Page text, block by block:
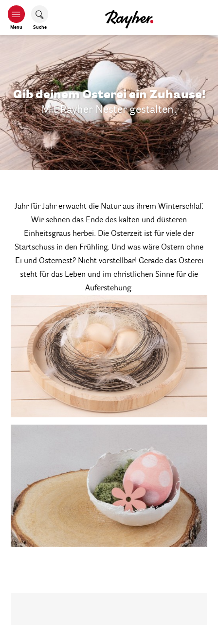
Menü Suche
Gib deinem Osterei ein Zuhause!
Mit Rayher Nester gestalten.
Jahr für Jahr erwacht die Natur aus ihrem Winterschlaf.
Wir sehnen das Ende des kalten und düsteren
Einheitsgraus herbei. Die Osterzeit ist für viele der
Startschuss in den Frühling. Und was wäre Ostern ohne
Ei und Osternest? Nicht vorstellbar! Gerade das Osterei
steht für das Leben und im christlichen Sinne für die
Auferstehung.